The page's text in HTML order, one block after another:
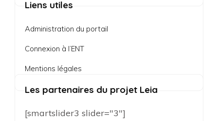
Liens utiles
Administration du portail
Connexion à l’ENT
Mentions légales
Les partenaires du projet Leia
[smartslider3 slider="3"]